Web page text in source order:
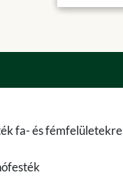
fa- és fémfelületekre